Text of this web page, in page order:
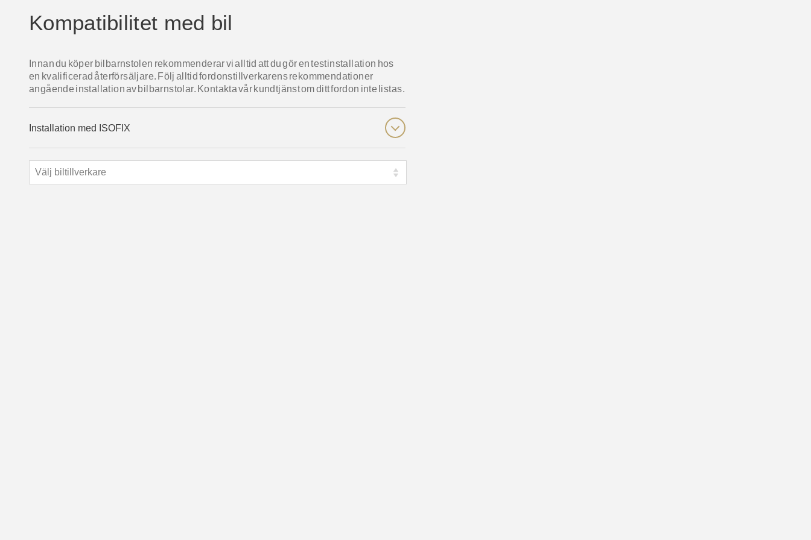
Kompatibilitet med bil
Innan du köper bilbarnstolen rekommenderar vi alltid att du gör en testinstallation hos
en kvalificerad återförsäljare. Följ alltid fordonstillverkarens rekommendationer
angående installation av bilbarnstolar. Kontakta vår kundtjänst om ditt fordon inte listas.
Installation med ISOFIX